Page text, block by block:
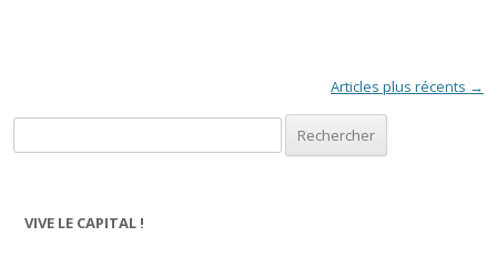
Articles plus récents →
VIVE LE CAPITAL !